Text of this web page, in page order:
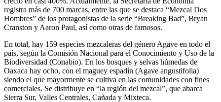
registra más de 700 marcas, entre las que se destaca “Mezcal Dos
Hombres” de los protagonistas de la serie “Breaking Bad”, Bryan
Cranston y Aaron Paul, así como otras de famosos.
En total, hay 159 especies mezcaleras del género Agave en todo el
país, según la Comisión Nacional para el Conocimiento y Uso de la
Biodiversidad (Conabio). En los bosques y selvas húmedas de
Oaxaca hay ocho, con el maguey espadín (Agave angustifolia)
siendo el que mayormente se cultiva en las comunidades con fines
comerciales. Se distribuye en “la región del mezcal”, que abarca
Sierra Sur, Valles Centrales, Cañada y Mixteca.